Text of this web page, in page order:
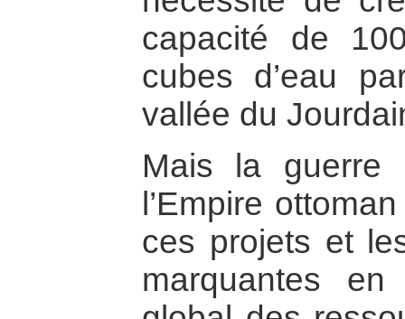
capacité de
cubes d’eau
vallée du
Mais la guerre
l’Empire
ces projets et
marquantes